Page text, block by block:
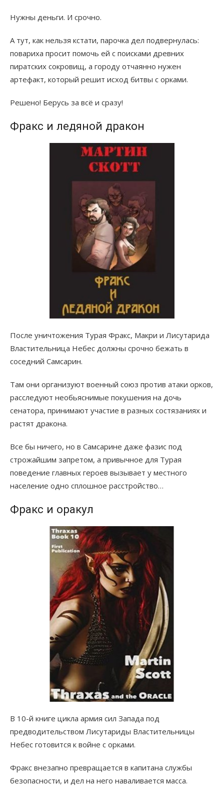
Нужны деньги. И срочно.
А тут, как нельзя кстати, парочка дел подвернулась:
повариха просит помочь ей с поисками древних
пиратских сокровищ, а городу отчаянно нужен
артефакт, который решит исход битвы с орками.
Решено! Берусь за всё и сразу!
Фракс и ледяной дракон
После уничтожения Турая Фракс, Макри и Лисутарида
Властительница Небес должны срочно бежать в
соседний Самсарин.
Там они организуют военный союз против атаки орков,
расследуют необьяснимые покушения на дочь
сенатора, принимают участие в разных состязаниях и
растят дракона.
Все бы ничего, но в Самсарине даже фазис под
строжайшим запретом, а привычное для Турая
поведение главных героев вызывает у местного
население одно сплошное расстройство…
Фракс и оракул
В 10-й книге цикла армия сил Запада под
предводительством Лисутариды Властительницы
Небес готовится к войне с орками.
Фракс внезапно превращается в капитана службы
безопасности, и дел на него наваливается масса.